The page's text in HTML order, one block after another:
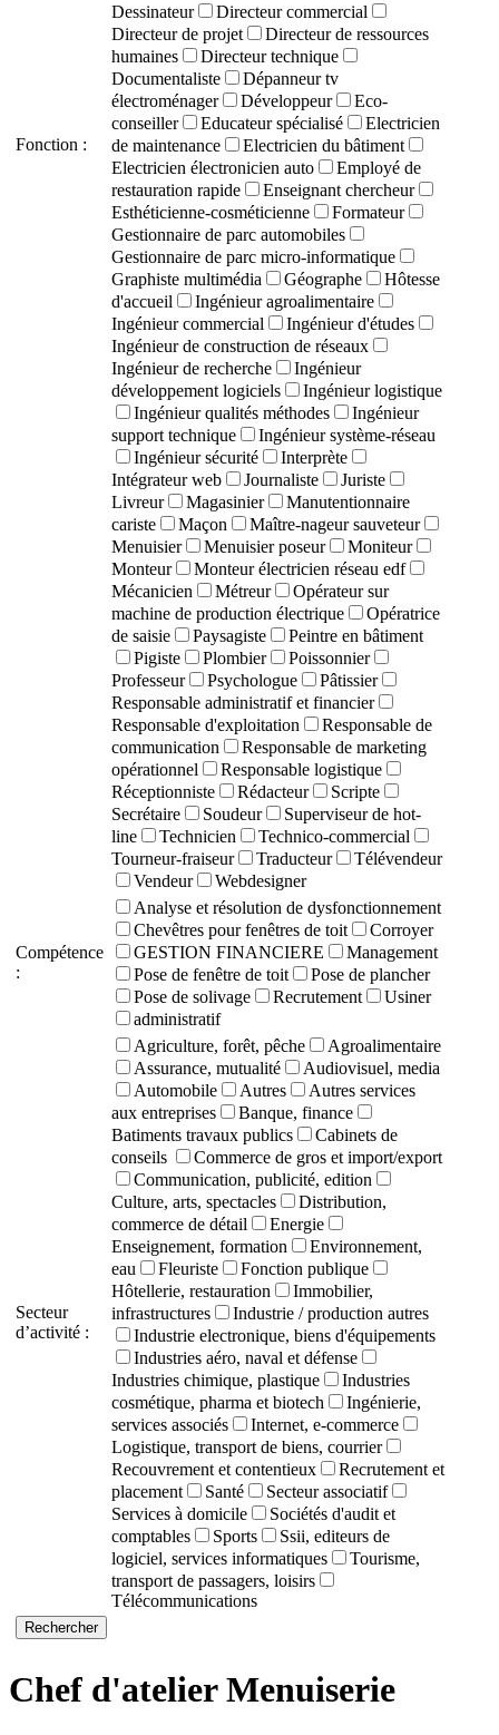
Fonction :
Dessinateur
Directeur commercial
Directeur de projet
Directeur de ressources
humaines
Directeur technique
Documentaliste
Dépanneur tv
électroménager
Développeur
Eco-
conseiller
Educateur spécialisé
Electricien
de maintenance
Electricien du bâtiment
Electricien électronicien auto
Employé de
restauration rapide
Enseignant chercheur
Esthéticienne-cosméticienne
Formateur
Gestionnaire de parc automobiles
Gestionnaire de parc micro-informatique
Graphiste multimédia
Géographe
Hôtesse
d'accueil
Ingénieur agroalimentaire
Ingénieur commercial
Ingénieur d'études
Ingénieur de construction de réseaux
Ingénieur de recherche
Ingénieur
développement logiciels
Ingénieur logistique
Ingénieur qualités méthodes
Ingénieur
support technique
Ingénieur système-réseau
Ingénieur sécurité
Interprète
Intégrateur web
Journaliste
Juriste
Livreur
Magasinier
Manutentionnaire
cariste
Maçon
Maître-nageur sauveteur
Menuisier
Menuisier poseur
Moniteur
Monteur
Monteur électricien réseau edf
Mécanicien
Métreur
Opérateur sur
machine de production électrique
Opératrice
de saisie
Paysagiste
Peintre en bâtiment
Pigiste
Plombier
Poissonnier
Professeur
Psychologue
Pâtissier
Responsable administratif et financier
Responsable d'exploitation
Responsable de
communication
Responsable de marketing
opérationnel
Responsable logistique
Réceptionniste
Rédacteur
Scripte
Secrétaire
Soudeur
Superviseur de hot-
line
Technicien
Technico-commercial
Tourneur-fraiseur
Traducteur
Télévendeur
Vendeur
Webdesigner
Compétence
:
Analyse et résolution de dysfonctionnement
Chevêtres pour fenêtres de toit
Corroyer
GESTION FINANCIERE
Management
Pose de fenêtre de toit
Pose de plancher
Pose de solivage
Recrutement
Usiner
administratif
Secteur
d’activité :
Agriculture, forêt, pêche
Agroalimentaire
Assurance, mutualité
Audiovisuel, media
Automobile
Autres
Autres services
aux entreprises
Banque, finance
Batiments travaux publics
Cabinets de
conseils
Commerce de gros et import/export
Communication, publicité, edition
Culture, arts, spectacles
Distribution,
commerce de détail
Energie
Enseignement, formation
Environnement,
eau
Fleuriste
Fonction publique
Hôtellerie, restauration
Immobilier,
infrastructures
Industrie / production autres
Industrie electronique, biens d'équipements
Industries aéro, naval et défense
Industries chimique, plastique
Industries
cosmétique, pharma et biotech
Ingénierie,
services associés
Internet, e-commerce
Logistique, transport de biens, courrier
Recouvrement et contentieux
Recrutement et
placement
Santé
Secteur associatif
Services à domicile
Sociétés d'audit et
comptables
Sports
Ssii, editeurs de
logiciel, services informatiques
Tourisme,
transport de passagers, loisirs
Télécommunications
Chef d'atelier Menuiserie